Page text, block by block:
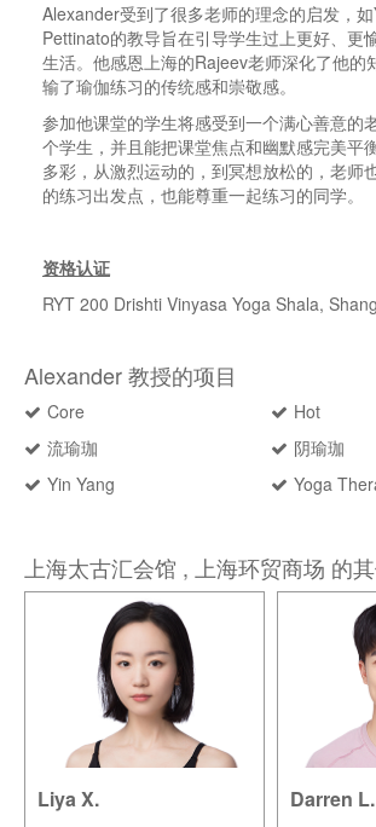
Alexander受到了很多老师的理念的启发，
Pettinato的教导旨在引导学生过上更好、更
生活。他感恩上海的Rajeev老师深化了他的
输了瑜伽练习的传统感和崇敬感。
参加他课堂的学生将感受到一个满心善意的
个学生，并且能把课堂焦点和幽默感完美平
多彩，从激烈运动的，到冥想放松的，老师
的练习出发点，也能尊重一起练习的同学。
资格认证
RYT 200 Drishti Vinyasa Yoga Shala,
Alexander 教授的项目
Core
Hot
流瑜珈
阴瑜珈
Yin Yang
Yoga
上海太古汇会馆 , 上海环贸商场 的
Liya X. Darren L.